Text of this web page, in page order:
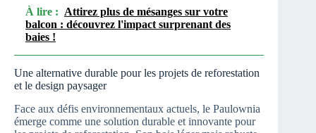
À lire : Attirez plus de mésanges sur votre
balcon : découvrez l'impact surprenant des
baies !
Une alternative durable pour les projets de reforestation
et le design paysager
Face aux défis environnementaux actuels, le Paulownia
émerge comme une solution durable et innovante pour